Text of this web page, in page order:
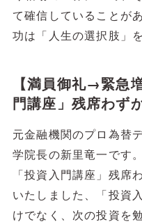
て確信していることが
功は「人生の選択肢
【満員御礼→緊急
門講座」残席わず
元金融機関のプロ為替
学院長の新里竜一です
「投資入門講座」残席
いたしました、「投資
けでなく、次の投資を